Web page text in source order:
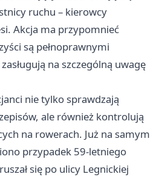
ruchu – kierowcy
Akcja ma przypomnieć
są pełnoprawnymi
na szczególną uwagę
nie tylko sprawdzają
ale również kontrolują
na rowerach. Już na samym
przypadek 59-letniego
się po ulicy Legnickiej